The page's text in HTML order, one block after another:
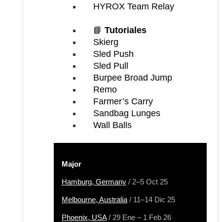
HYROX Team Relay
📘 Tutoriales
Skierg
Sled Push
Sled Pull
Burpee Broad Jump
Remo
Farmer’s Carry
Sandbag Lunges
Wall Balls
Major
Hamburg, Germany / 2–5 Oct 25
Melbourne, Australia / 11–14 Dic 25
Phoenix, USA/ 29 Ene – 1 Feb 26